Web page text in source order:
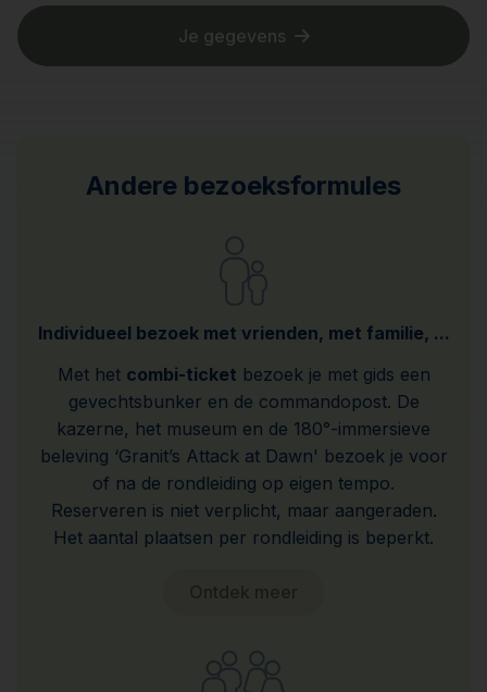
Je gegevens
Andere bezoeksformules
Individueel bezoek met vrienden, met familie, ...
Met het combi-ticket bezoek je met gids een
gevechtsbunker en de commandopost. De
kazerne, het museum en de 180°-immersieve
beleving ‘Granit’s Attack at Dawn' bezoek je voor
of na de rondleiding op eigen tempo.
Reserveren is niet verplicht, maar aangeraden.
Het aantal plaatsen per rondleiding is beperkt.